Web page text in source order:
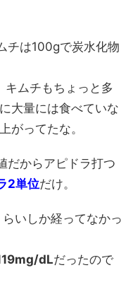
チは100gで炭水化物
キムチもちょっと多
大量には食べていな
がってたな。
だからアピドラ打つ
2単位だけ。
いしか経ってなかっ
dLだったので